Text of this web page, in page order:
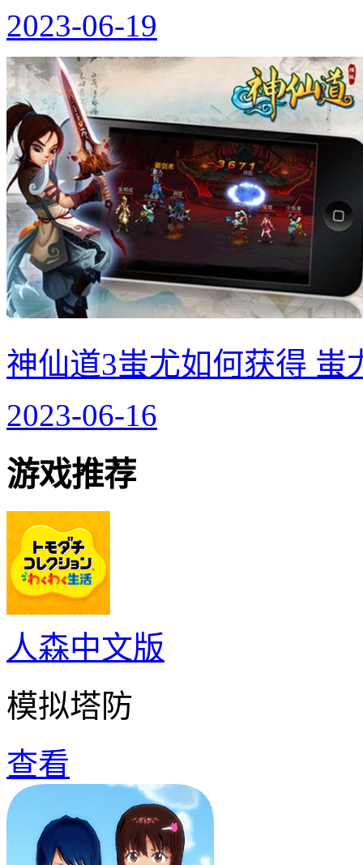
2023-06-19
神仙道3蚩尤如何获得 蚩
2023-06-16
游戏推荐
人森中文版
模拟塔防
查看